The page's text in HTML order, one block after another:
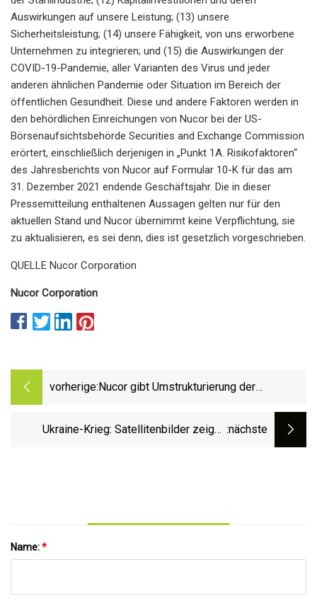
Auswirkungen auf unsere Leistung; (13) unsere
Sicherheitsleistung; (14) unsere Fähigkeit, von uns erworbene
Unternehmen zu integrieren; und (15) die Auswirkungen der
COVID-19-Pandemie, aller Varianten des Virus und jeder
anderen ähnlichen Pandemie oder Situation im Bereich der
öffentlichen Gesundheit. Diese und andere Faktoren werden in
den behördlichen Einreichungen von Nucor bei der US-
Börsenaufsichtsbehörde Securities and Exchange Commission
erörtert, einschließlich derjenigen in „Punkt 1A. Risikofaktoren“
des Jahresberichts von Nucor auf Formular 10-K für das am
31. Dezember 2021 endende Geschäftsjahr. Die in dieser
Pressemitteilung enthaltenen Aussagen gelten nur für den
aktuellen Stand und Nucor übernimmt keine Verpflichtung, sie
zu aktualisieren, es sei denn, dies ist gesetzlich vorgeschrieben.
QUELLE Nucor Corporation
Nucor Corporation
vorherige: Nucor gibt Umstrukturierung der
Ukraine-Krieg: Satellitenbilder zeigen :nächste
Name:*